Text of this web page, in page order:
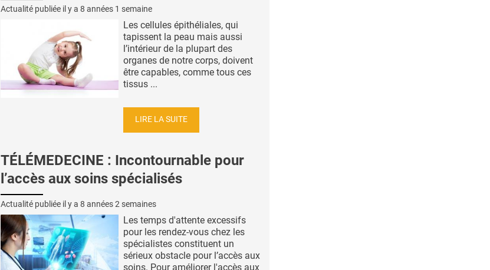
Actualité publiée il y a 8 années 1 semaine
Les cellules épithéliales, qui
tapissent la peau mais aussi
l’intérieur de la plupart des
organes de notre corps, doivent
être capables, comme tous ces
tissus ...
LIRE LA SUITE
TÉLÉMEDECINE : Incontournable pour
l’accès aux soins spécialisés
Actualité publiée il y a 8 années 2 semaines
Les temps d'attente excessifs
pour les rendez-vous chez les
spécialistes constituent un
sérieux obstacle pour l’accès aux
soins. Pour améliorer l'accès aux